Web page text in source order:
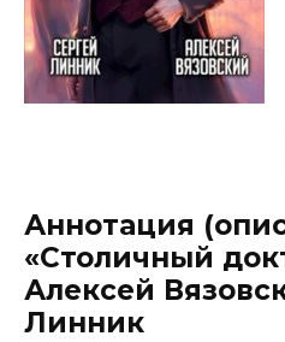
Аннотация
«Столичный
Алексей
Линник